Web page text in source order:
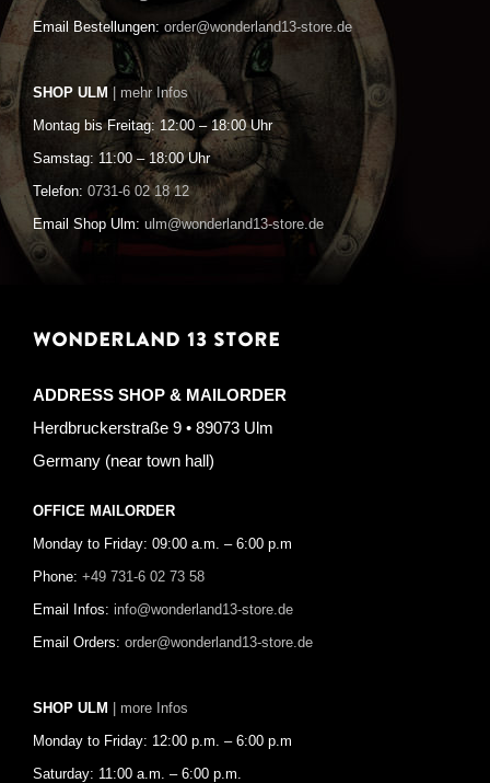
Email Bestellungen: order@wonderland13-store.de
SHOP ULM | mehr Infos
Montag bis Freitag: 12:00 – 18:00 Uhr
Samstag: 11:00 – 18:00 Uhr
Telefon: 0731-6 02 18 12
Email Shop Ulm: ulm@wonderland13-store.de
WONDERLAND 13 STORE
ADDRESS SHOP & MAILORDER
Herdbruckerstraße 9 • 89073 Ulm
Germany (near town hall)
OFFICE MAILORDER
Monday to Friday: 09:00 a.m. – 6:00 p.m
Phone: +49 731-6 02 73 58
Email Infos: info@wonderland13-store.de
Email Orders: order@wonderland13-store.de
SHOP ULM | more Infos
Monday to Friday: 12:00 p.m. – 6:00 p.m
Saturday: 11:00 a.m. – 6:00 p.m.